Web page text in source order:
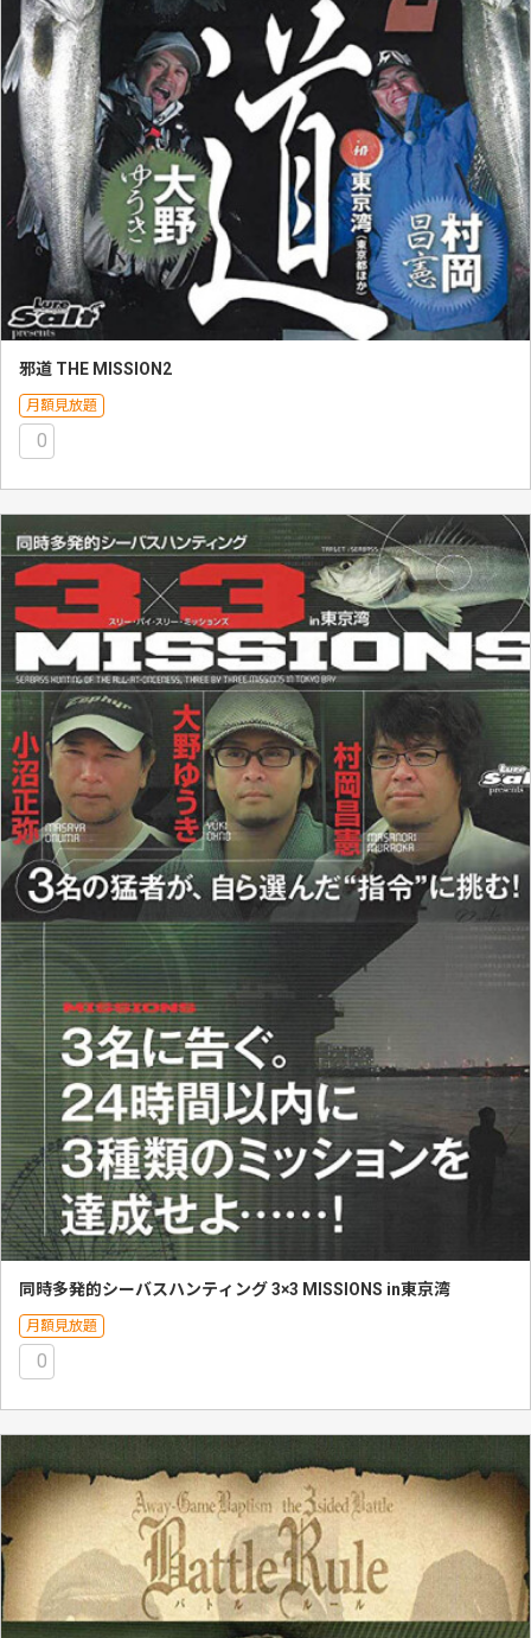
邪道 THE MISSION2
月額見放題
0
同時多発的シーバスハンティング 3×3 MISSIONS in東京湾
月額見放題
0